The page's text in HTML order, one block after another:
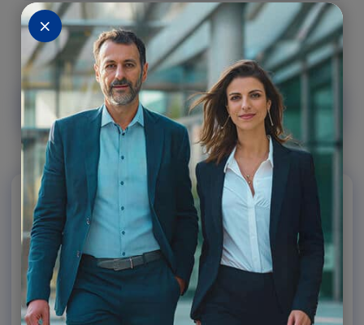
אני מאשר/ת קבלת דיוור פרסומי
באמצעות דוא"ל/מסרונים מ FORE
לימודי חוץ והכשרת מנהלים,
אוניברסיטת רייכמן.
שלח
יועצי הרישום שלנו עומדים לרשותכם
לשאלות ולפרטים נוספים:
רחוב האוניברסיטה 8, הרצליה
×